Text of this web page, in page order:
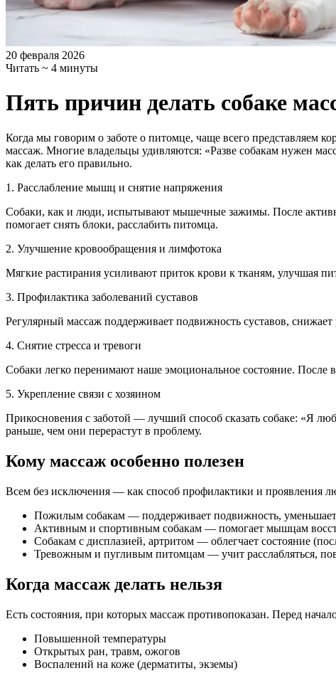
20 февраля 2026
Читать ~ 4 минуты
Пять причин делать собаке
Когда мы говорим о заботе о питомце, чаще всего представляем
массаж. Многие владельцы удивляются: «Разве собакам нужен
как делать его правильно.
1. Расслабление мышц и снятие напряжения
Собаки, как и люди, испытывают мышечные зажимы. После
помогает снять блоки, расслабить питомца.
2. Улучшение кровообращения и лимфотока
Мягкие растирания усиливают приток крови к тканям, улучшая
3. Профилактика заболеваний суставов
Регулярный массаж поддерживает подвижность суставов,
4. Снятие стресса и тревоги
Собаки легко перенимают наше эмоциональное состояние. После
5. Укрепление связи с хозяином
Прикосновения с заботой — лучший способ сказать собаке: «Я
раньше, чем они перерастут в проблему.
Кому массаж особенно полезен
Всем без исключения — как способ профилактики и проявления
Пожилым собакам — поддерживает подвижность, уменьшает
Активным и спортивным собакам — помогает мышцам
Собакам с дисплазией, артритом — облегчает состояние
Тревожным и пугливым питомцам — учит расслабляться,
Когда массаж делать нельзя
Есть состояния, при которых массаж противопоказан. Перед
Повышенной температуры
Открытых ран, травм, ожогов
Воспалений на коже (дерматиты, экземы)